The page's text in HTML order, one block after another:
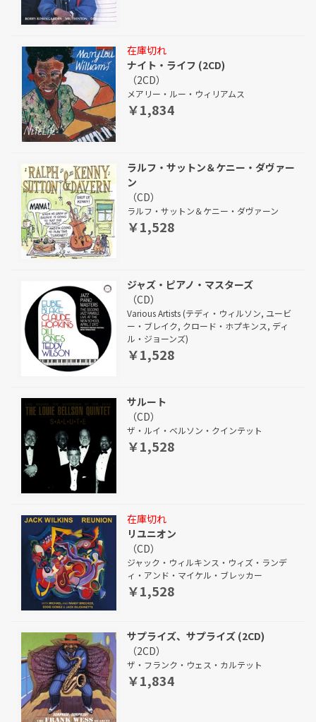
在庫切れ
ナイト・ライフ (2CD)
（2CD）
メアリー・ルー・ウィリアムス
￥1,834
ラルフ・サットン＆ケニー・ダヴァー
ン
（CD）
ラルフ・サットン＆ケニー・ダヴァーン
￥1,528
ジャズ・ピアノ・マスターズ
（CD）
Various Artists (テディ・ウィルソン, ユービ
ー・ブレイク, クロード・ホプキンス, ディ
ル・ジョーンズ)
￥1,528
サルート
（CD）
ザ・ルイ・ベルソン・クインテット
￥1,528
在庫切れ
リユニオン
（CD）
ジャック・ウィルキンス・ウィズ・ランデ
ィ・アンド・マイケル・ブレッカー
￥1,528
サプライズ、サプライズ (2CD)
（2CD）
ザ・フランク・ウェス・カルテット
￥1,834